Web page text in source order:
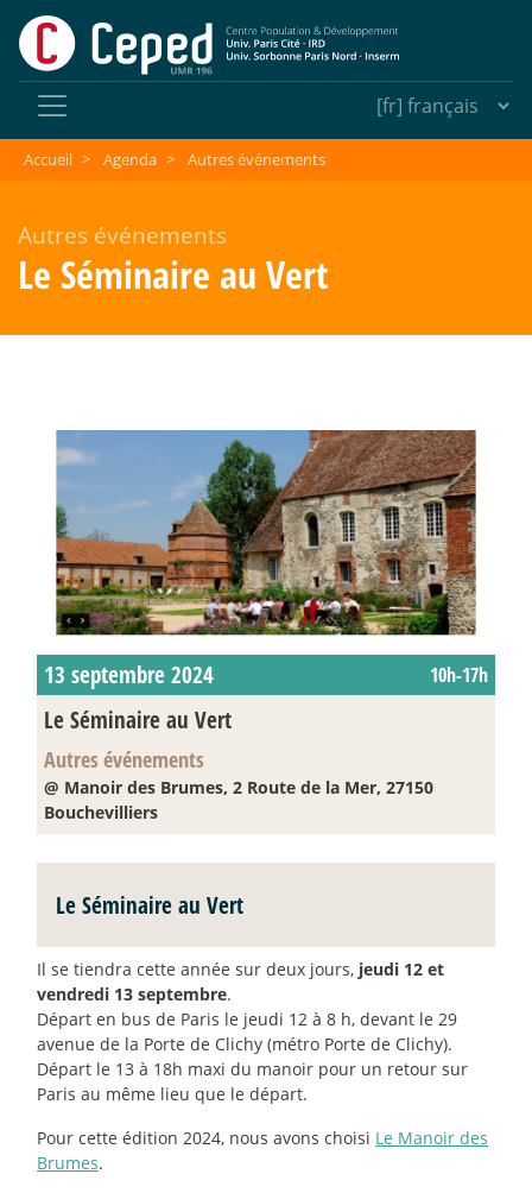
Accueil > Agenda > Autres événements
Autres événements
Le Séminaire au Vert
13 septembre 2024 10h-17h
Le Séminaire au Vert
Autres événements
@ Manoir des Brumes, 2 Route de la Mer, 27150
Bouchevilliers
Le Séminaire au Vert
Il se tiendra cette année sur deux jours, jeudi 12 et
vendredi 13 septembre.
Départ en bus de Paris le jeudi 12 à 8 h, devant le 29
avenue de la Porte de Clichy (métro Porte de Clichy).
Départ le 13 à 18h maxi du manoir pour un retour sur
Paris au même lieu que le départ.
Pour cette édition 2024, nous avons choisi Le Manoir des
Brumes.